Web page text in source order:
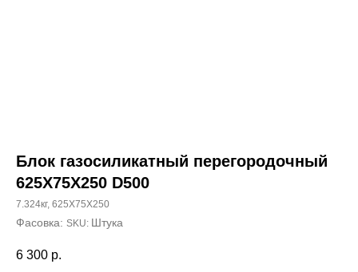
Блок газосиликатный перегородочный
625X75X250 D500
7.324кг, 625X75X250
SKU: Штука
6 300 р.